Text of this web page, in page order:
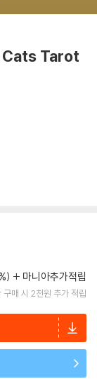
Tarot
마니아추가적립
구매 시 2천원 추가 적립